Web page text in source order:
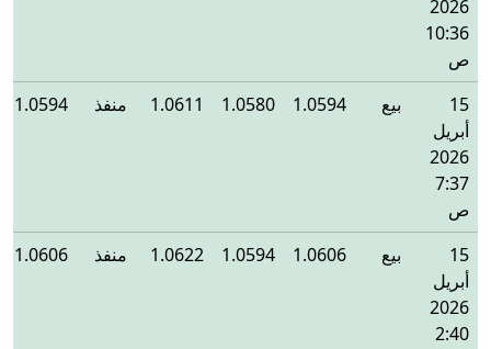
2026
10:36
ص
15
أبريل
2026
7:37
ص
بيع 1.0594
1.0580
1.0611 منفذ 1.0594
15
أبريل
2026
2:40
بيع 1.0606
1.0594
1.0622 منفذ 1.0606